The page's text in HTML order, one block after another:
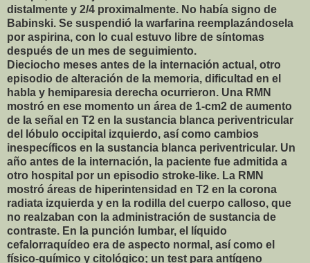
distalmente y 2/4 proximalmente. No había signo de
Babinski. Se suspendió la warfarina reemplazándosela
por aspirina, con lo cual estuvo libre de síntomas
después de un mes de seguimiento.
Dieciocho meses antes de la internación actual, otro
episodio de alteración de la memoria, dificultad en el
habla y hemiparesia derecha ocurrieron. Una RMN
mostró en ese momento un área de 1-cm2 de aumento
de la señal en T2 en la sustancia blanca periventricular
del lóbulo occipital izquierdo, así como cambios
inespecíficos en la sustancia blanca periventricular. Un
año antes de la internación, la paciente fue admitida a
otro hospital por un episodio stroke-like. La RMN
mostró áreas de hiperintensidad en T2 en la corona
radiata izquierda y en la rodilla del cuerpo calloso, que
no realzaban con la administración de sustancia de
contraste. En la punción lumbar, el líquido
cefalorraquídeo era de aspecto normal, así como el
físico-químico y citológico; un test para antígeno